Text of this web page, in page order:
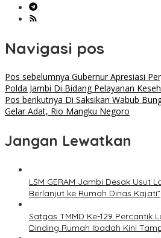
Navigasi pos
Pos sebelumnya Gubernur Apresiasi
Polda Jambi Di Bidang Pelayanan
Pos berikutnya Di Saksikan Wabub
Gelar Adat, Rio Mangku Negoro
Jangan Lewatkan
LSM GERAM Jambi Desak Usut
Berlanjut ke Rumah Dinas Kajati”
Satgas TMMD Ke-129 Percantik
Dinding Rumah Ibadah Kini